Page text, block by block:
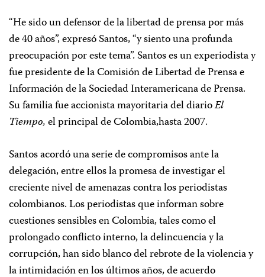
“He sido un defensor de la libertad de prensa por más
de 40 años”, expresó Santos, “y siento una profunda
preocupación por este tema”. Santos es un experiodista y
fue presidente de la Comisión de Libertad de Prensa e
Información de la Sociedad Interamericana de Prensa.
Su familia fue accionista mayoritaria del diarioEl
Tiempo,el principal de Colombia,hasta 2007.
Santos acordó una serie de compromisos ante la
delegación, entre ellos la promesa de investigar el
creciente nivel de amenazas contra los periodistas
colombianos. Los periodistas que informan sobre
cuestiones sensibles en Colombia, tales como el
prolongado conflicto interno, la delincuencia y la
corrupción, han sido blanco del rebrote de la violencia y
la intimidación en los últimos años, de acuerdo